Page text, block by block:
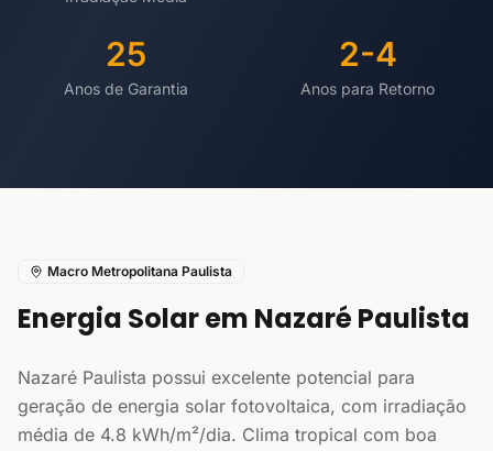
25
Anos de Garantia
2-4
Anos para Retorno
Macro Metropolitana Paulista
Energia Solar em Nazaré Paulista
Nazaré Paulista possui excelente potencial para
geração de energia solar fotovoltaica, com irradiação
média de 4.8 kWh/m²/dia. Clima tropical com boa